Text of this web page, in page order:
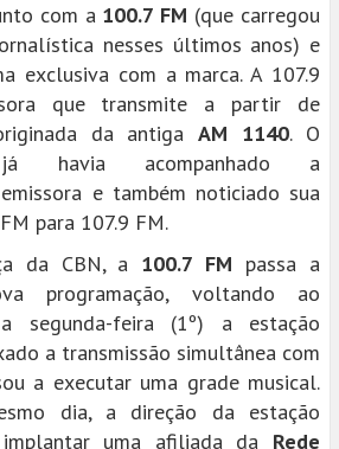
com a 100.7 FM (que carregou
nesses últimos anos) e
exclusiva com a marca. A 107.9
que transmite a partir de
da antigaAM 1140. O
já havia acompanhado a
e também noticiado sua
para 107.9 FM.
da CBN, a 100.7 FM passa a
programação, voltando ao
segunda-feira (1º) a estação
a transmissão simultânea com
a executar uma grade musical.
dia, a direção da estação
uma afiliada da Rede